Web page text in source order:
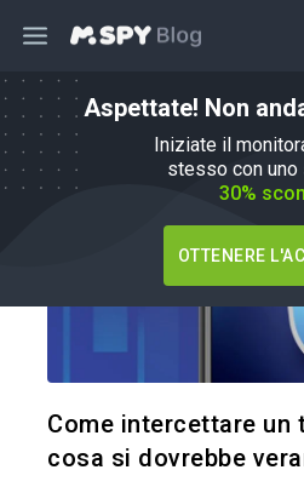
Aspettate! Non
Iniziate il
stesso con uno
30%
OTTENERE
Come
Come intercettare un
cosa si dovrebbe